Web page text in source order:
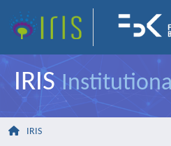
IRIS
IRIS